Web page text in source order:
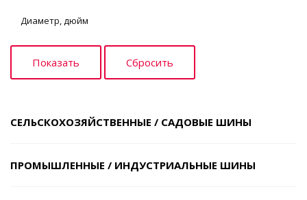
Диаметр, дюйм
СЕЛЬСКОХОЗЯЙСТВЕННЫЕ / САДОВЫЕ ШИНЫ
ПРОМЫШЛЕННЫЕ / ИНДУСТРИАЛЬНЫЕ ШИНЫ